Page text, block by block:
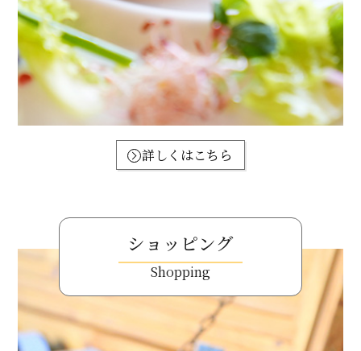
詳しくはこちら
ショッピング
Shopping